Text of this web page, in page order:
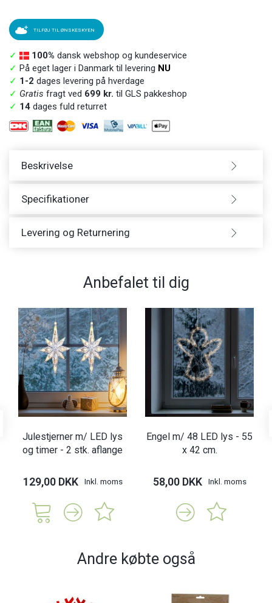
TILFØJ TIL ØNSKESKYEN
✓ 100% dansk webshop og kundeservice
✓ På eget lager i Danmark til levering NU
✓ 1-2 dages levering på hverdage
✓ Gratis fragt ved 699 kr. til GLS pakkeshop
✓ 14 dages fuld returret
Beskrivelse
Specifikationer
Levering og Returnering
Anbefalet til dig
Julestjerner m/ LED lys
og timer - 2 stk. aflange
129,00 DKK Inkl. moms
Engel m/ 48 LED lys - 55
x 42 cm.
58,00 DKK Inkl. moms
Andre købte også